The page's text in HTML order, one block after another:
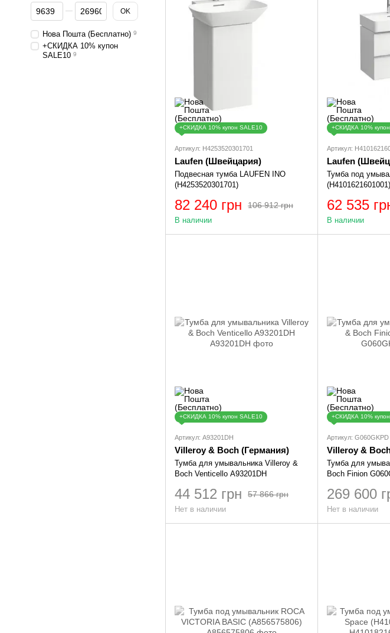
+СКИДКА 10% купон SALE10
Артикул: H4253520301701
Laufen (Швейцария)
Подвесная тумба LAUFEN INO
(H4253520301701)
106 912 грн
82 240 грн
В наличии
+СКИДКА 10%
Артикул:
Laufen
Тумба под
(H4101621601001)
62 535
В наличии
+СКИДКА 10% купон SALE10
Артикул: A93201DH
Villeroy & Boch (Германия)
Тумба для умывальника Villeroy &
Boch Venticello A93201DH
57 866 грн
44 512 грн
Нет в наличии
+СКИДКА 10%
Артикул: G060GKPD
Villeroy &
Тумба для
Boch Finion
269 600
Нет в наличии
От Цена, грн
До Цена, грн OK
Нова Пошта (Бесплатно) 9
+СКИДКА 10% купон
SALE10 9